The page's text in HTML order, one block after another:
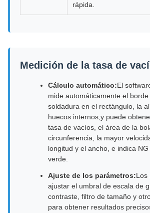
rápida.
Medición de la tasa de
Cálculo automático:El
mide automáticamente el
soldadura en el rectángulo, la
huecos internos,y puede
tasa de vacíos, el área de la
circunferencia, la mayor
longitud y el ancho, e indica
verde.
Ajuste de los parámetros:Los
ajustar el umbral de escala de
contraste, filtro de tamaño y
para obtener resultados